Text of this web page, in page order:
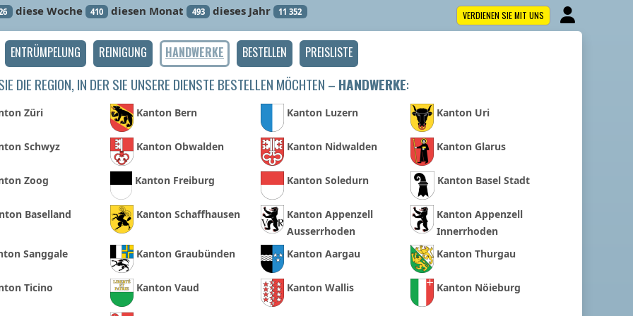
diese Woche 410 diesen Monat 493 dieses Jahr 11 352 VERDIENEN SIE MIT UNS
ENTRÜMPELUNG REINIGUNG HANDWERKE BESTELLEN PREISLISTE
DIE REGION, IN DER SIE UNSERE DIENSTE BESTELLEN MÖCHTEN – HANDWERKE:
Züri Kanton Bern Kanton Luzern Kanton Uri
Schwyz Kanton Obwalden Kanton Nidwalden Kanton Glarus
Zoog Kanton Freiburg Kanton Soledurn Kanton Basel Stadt
Baselland Kanton Schaffhausen
Kanton Appenzell
Ausserrhoden
Kanton Appenzell
Innerrhoden
Sanggale
Kanton Graubünden Kanton Aargau Kanton Thurgau
Ticino Kanton Vaud Kanton Wallis Kanton Nöieburg